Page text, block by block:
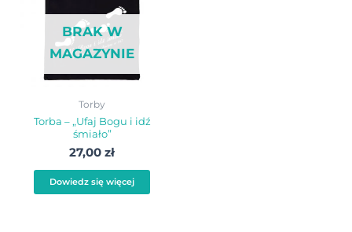
BRAK W
MAGAZYNIE
Torby
Torba – „Ufaj Bogu i idź
śmiało”
27,00 zł
Dowiedz się więcej